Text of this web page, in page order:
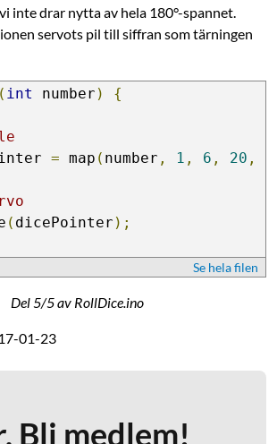
inte drar nytta av hela 180°-spannet.
servots pil till siffran som tärningen
( int number ) {
= map ( number , 1 , 6 , 20 ,
( dicePointer );
Se hela filen
Del 5/5 av RollDice.ino
01-23
Bli medlem!